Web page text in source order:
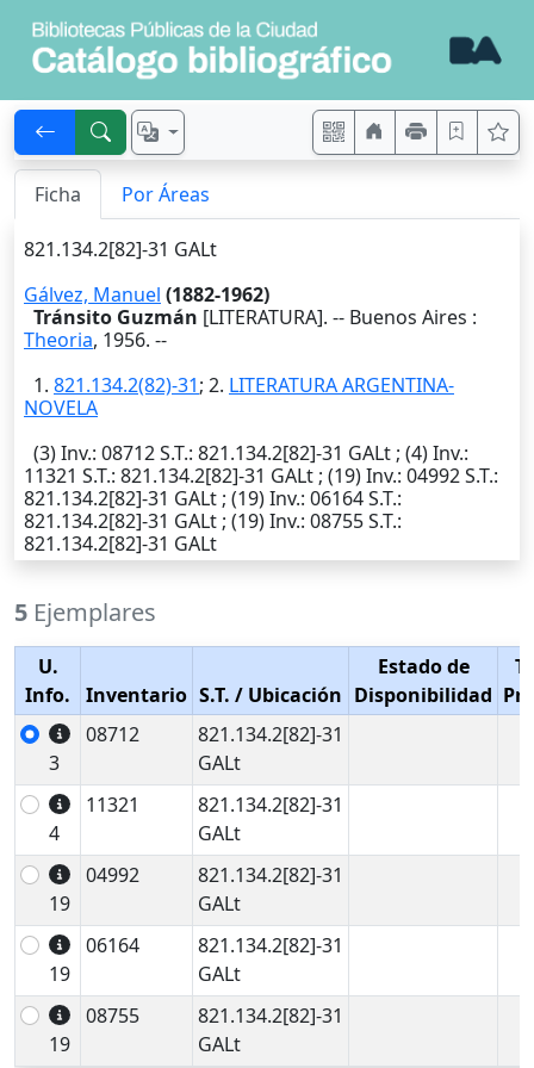
Ficha Por Áreas
821.134.2[82]-31 GALt
Gálvez, Manuel (1882-1962)
Tránsito Guzmán [LITERATURA]. -- Buenos Aires :
Theoria, 1956. --
1. 821.134.2(82)-31; 2. LITERATURA ARGENTINA-
NOVELA
(3)Inv.: 08712S.T.: 821.134.2[82]-31 GALt ; (4)Inv.:
11321 S.T.: 821.134.2[82]-31 GALt ; (19)Inv.: 04992S.T.:
821.134.2[82]-31 GALt ; (19)Inv.: 06164S.T.:
821.134.2[82]-31 GALt ; (19)Inv.: 08755S.T.:
821.134.2[82]-31 GALt
5 Ejemplares
U.
Info.
Inventario S.T. / Ubicación
Estado de
Disponibilidad
3
08712
821.134.2[82]-31
GALt
4
11321
821.134.2[82]-31
GALt
19
04992
821.134.2[82]-31
GALt
19
06164
821.134.2[82]-31
GALt
19
08755
821.134.2[82]-31
GALt